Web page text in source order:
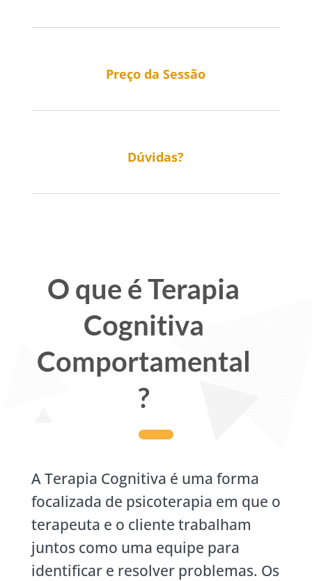
Preço da Sessão
Dúvidas?
O que é Terapia
Cognitiva
Comportamental
?
A Terapia Cognitiva é uma forma
focalizada de psicoterapia em que o
terapeuta e o cliente trabalham
juntos como uma equipe para
identificar e resolver problemas. Os